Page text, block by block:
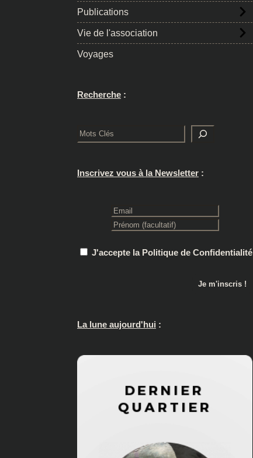
Publications
Vie de l'association
Voyages
Recherche :
Rechercher
Inscrivez vous à la Newsletter :
J'accepte la Politique de Confidentialité
La lune aujourd'hui :